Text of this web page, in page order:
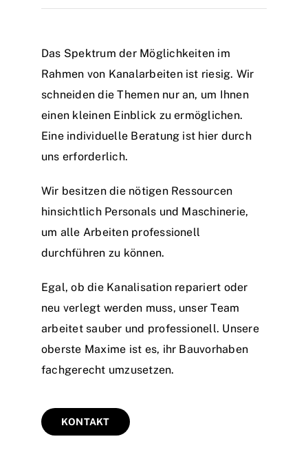
Das Spektrum der Möglichkeiten im
Rahmen von Kanalarbeiten ist riesig. Wir
schneiden die Themen nur an, um Ihnen
einen kleinen Einblick zu ermöglichen.
Eine individuelle Beratung ist hier durch
uns erforderlich.
Wir besitzen die nötigen Ressourcen
hinsichtlich Personals und Maschinerie,
um alle Arbeiten professionell
durchführen zu können.
Egal, ob die Kanalisation repariert oder
neu verlegt werden muss, unser Team
arbeitet sauber und professionell. Unsere
oberste Maxime ist es, ihr Bauvorhaben
fachgerecht umzusetzen.
KONTAKT